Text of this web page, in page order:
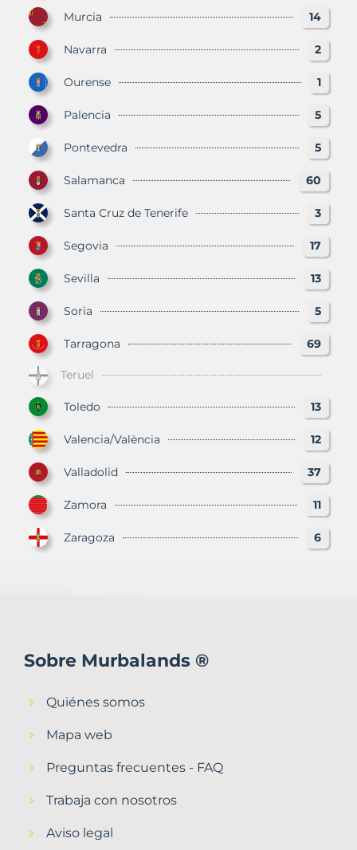
Murcia 14
Navarra 2
Ourense 1
Palencia 5
Pontevedra 5
Salamanca 60
Santa Cruz de Tenerife 3
Segovia 17
Sevilla 13
Soria 5
Tarragona 69
Teruel
Toledo 13
Valencia/València 12
Valladolid 37
Zamora 11
Zaragoza 6
Sobre Murbalands ®
Quiénes somos
Mapa web
Preguntas frecuentes - FAQ
Trabaja con nosotros
Aviso legal